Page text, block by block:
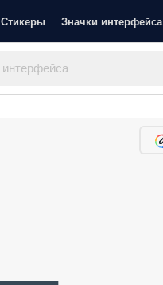
Стикеры Значки интерфейса